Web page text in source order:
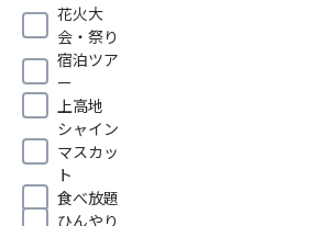
花火大
会・祭り
宿泊ツア
ー
上高地
シャイン
マスカッ
ト
食べ放題
ひんやり